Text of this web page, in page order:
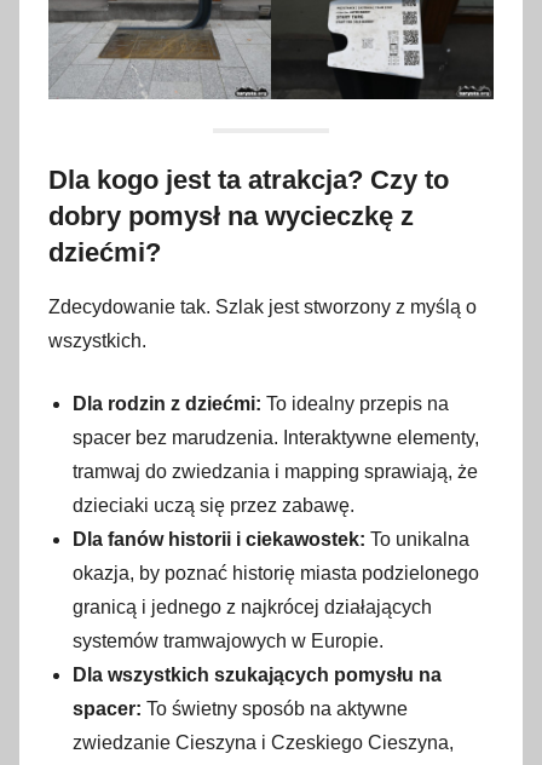
Dla kogo jest ta atrakcja? Czy to
dobry pomysł na wycieczkę z
dziećmi?
Zdecydowanie tak. Szlak jest stworzony z myślą o
wszystkich.
Dla rodzin z dziećmi: To idealny przepis na
spacer bez marudzenia. Interaktywne elementy,
tramwaj do zwiedzania i mapping sprawiają, że
dzieciaki uczą się przez zabawę.
Dla fanów historii i ciekawostek: To unikalna
okazja, by poznać historię miasta podzielonego
granicą i jednego z najkrócej działających
systemów tramwajowych w Europie.
Dla wszystkich szukających pomysłu na
spacer: To świetny sposób na aktywne
zwiedzanie Cieszyna i Czeskiego Cieszyna,